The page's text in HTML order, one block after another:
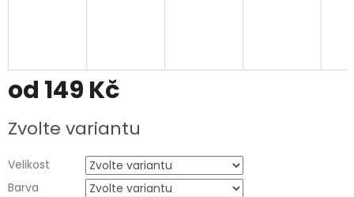
od 149 Kč
cena:
Zvolte variantu
Velikost
Barva